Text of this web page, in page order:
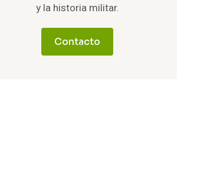
y la historia militar.
Contacto